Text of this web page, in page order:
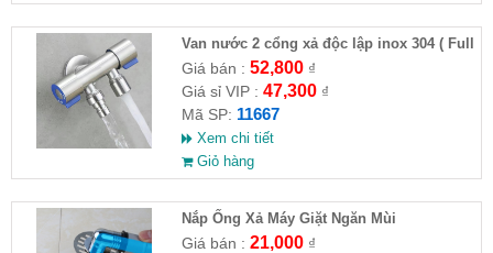
Van nước 2 cổng xả độc lập inox 304 ( Full
VAT )
Giá bán : 52,800₫
Giá sỉ VIP : 47,300₫
Mã SP: 11667
Xem chi tiết
Giỏ hàng
Nắp Ống Xả Máy Giặt Ngăn Mùi
Giá bán : 21,000₫